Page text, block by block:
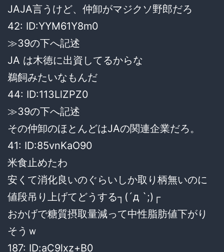
JAJA言うけど、仲卸がマジクソ野郎だろ
42: ID:YYM61Y8m0
≫39の下へ記述
JA は木徳に出資してるからな
鵜飼みたいなもんだ
44: ID:113LlZPZ0
≫39の下へ記述
その仲卸のほとんどはJAの関連企業だろ。
41: ID:85vnKaO90
米食止めたわ
安くて消化良いのぐらいしか取り柄無いのに
値段吊り上げてどうする┐(´д `;)┌
おかげで糖質摂取量減って中性脂肪値下がり
そうｗ
187: ID:aC9lxz+B0